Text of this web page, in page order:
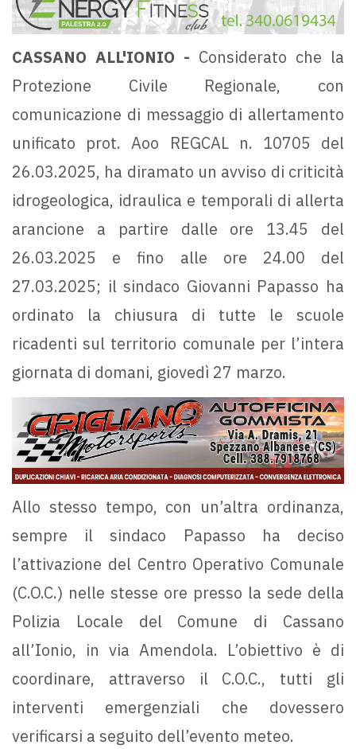
CASSANO ALL'IONIO - Considerato che la
Protezione Civile Regionale, con
comunicazione di messaggio di allertamento
unificato prot. Aoo REGCAL n. 10705 del
26.03.2025, ha diramato un avviso di criticità
idrogeologica, idraulica e temporali di allerta
arancione a partire dalle ore 13.45 del
26.03.2025 e fino alle ore 24.00 del
27.03.2025; il sindaco Giovanni Papasso ha
ordinato la chiusura di tutte le scuole
ricadenti sul territorio comunale per l’intera
giornata di domani, giovedì 27 marzo.
Allo stesso tempo, con un’altra ordinanza,
sempre il sindaco Papasso ha deciso
l’attivazione del Centro Operativo Comunale
(C.O.C.) nelle stesse ore presso la sede della
Polizia Locale del Comune di Cassano
all’Ionio, in via Amendola. L’obiettivo è di
coordinare, attraverso il C.O.C., tutti gli
interventi emergenziali che dovessero
verificarsi a seguito dell’evento meteo.